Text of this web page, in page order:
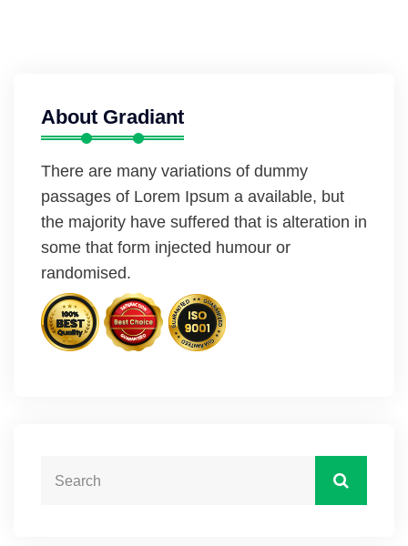
About Gradiant
There are many variations of dummy
passages of Lorem Ipsum a available, but
the majority have suffered that is alteration in
some that form injected humour or
randomised.